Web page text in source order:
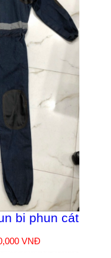
bi phun cát
VNĐ